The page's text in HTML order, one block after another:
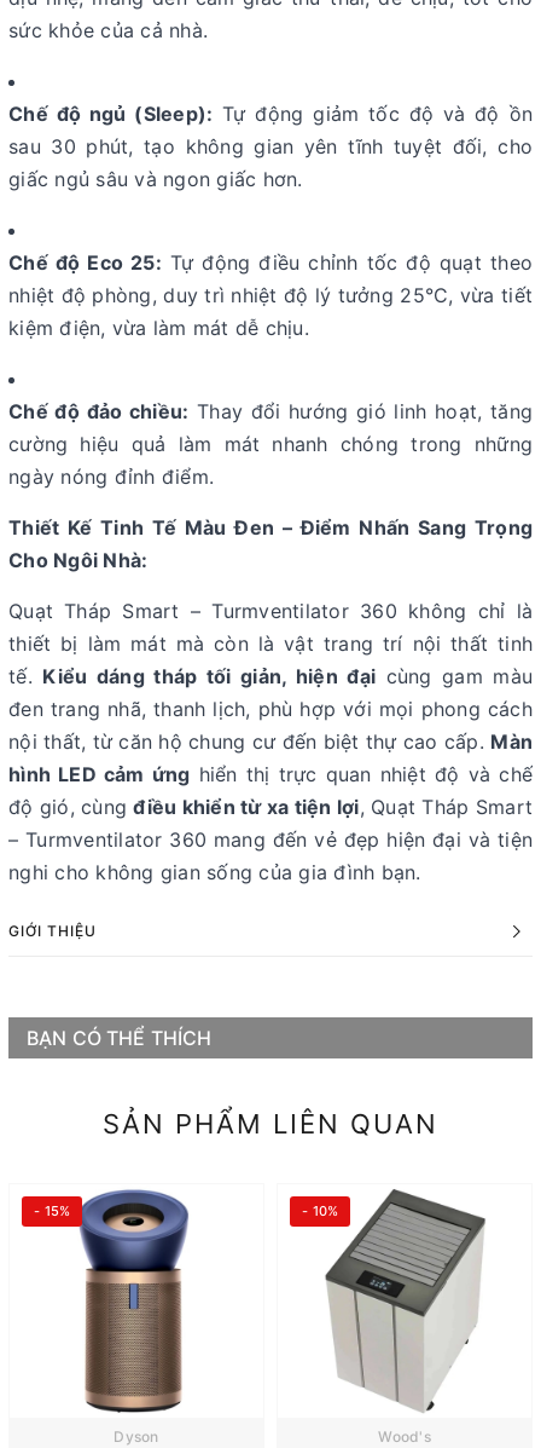
sức khỏe của cả nhà.
Chế độ ngủ (Sleep): Tự động giảm tốc độ và độ ồn
sau 30 phút, tạo không gian yên tĩnh tuyệt đối, cho
giấc ngủ sâu và ngon giấc hơn.
Chế độ Eco 25: Tự động điều chỉnh tốc độ quạt theo
nhiệt độ phòng, duy trì nhiệt độ lý tưởng 25°C, vừa tiết
kiệm điện, vừa làm mát dễ chịu.
Chế độ đảo chiều: Thay đổi hướng gió linh hoạt, tăng
cường hiệu quả làm mát nhanh chóng trong những
ngày nóng đỉnh điểm.
Thiết Kế Tinh Tế Màu Đen – Điểm Nhấn Sang Trọng
Cho Ngôi Nhà:
Quạt Tháp Smart – Turmventilator 360 không chỉ là
thiết bị làm mát mà còn là vật trang trí nội thất tinh
tế. Kiểu dáng tháp tối giản, hiện đại cùng gam màu
đentrang nhã, thanh lịch, phù hợp với mọi phong cách
nội thất, từ căn hộ chung cư đến biệt thự cao cấp. Màn
hình LED cảm ứng hiển thị trực quan nhiệt độ và chế
độ gió, cùngđiều khiển từ xa tiện lợi, Quạt Tháp Smart
– Turmventilator 360 mang đến vẻ đẹp hiện đại và tiện
nghi cho không gian sống của gia đình bạn.
GIỚI THIỆU
BẠN CÓ THỂ THÍCH
SẢN PHẨM LIÊN QUAN
- 15%
Dyson
- 10%
Wood's